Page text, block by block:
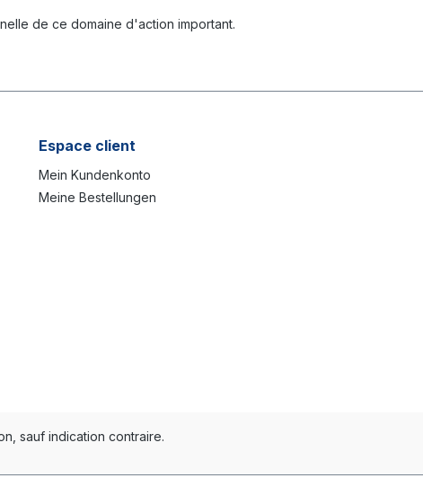
de ce domaine d'action important.
Espace client
Mein Kundenkonto
Meine Bestellungen
sauf indication contraire.